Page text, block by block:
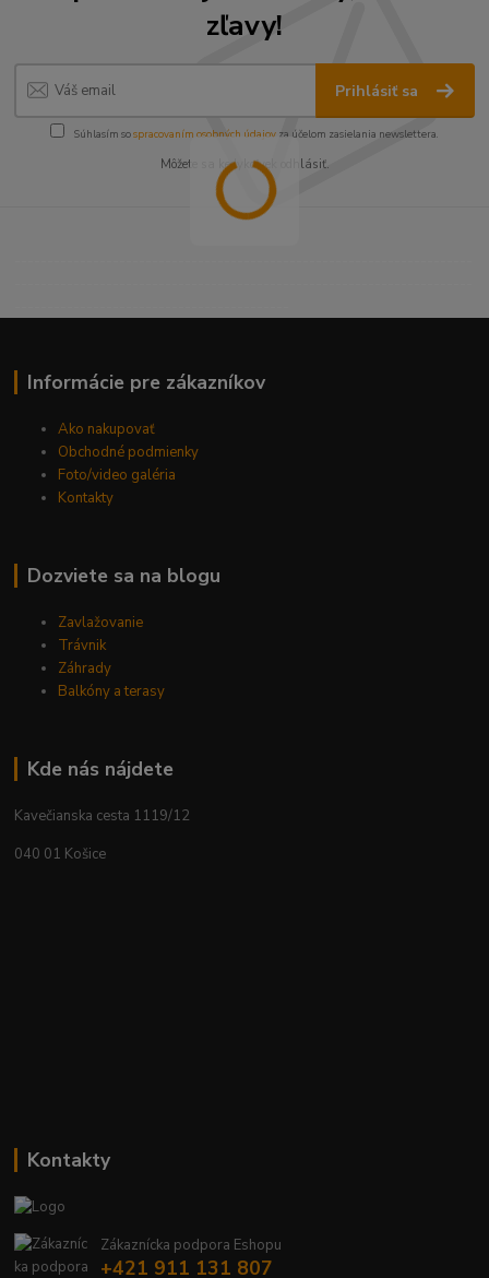
zľavy!
Prihlásiť sa
Súhlasím sospracovaním osobných údajov za účelom zasielania newslettera.
Môžete sa kedykoľvek odhlásiť.
Informácie pre zákazníkov
Ako nakupovať
Obchodné podmienky
Foto/video galéria
Kontakty
Dozviete sa na blogu
Zavlažovanie
Trávnik
Záhrady
Balkóny a terasy
Kde nás nájdete
Kavečianska cesta 1119/12
040 01 Košice
Kontakty
Zákaznícka podpora Eshopu
+421 911 131 807